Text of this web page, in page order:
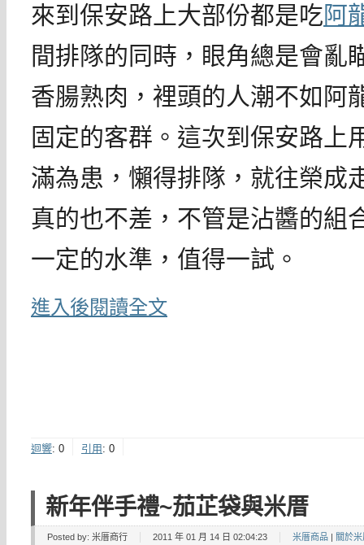
來到保安路上大部份都是吃阿
間排隊的同時，眼角總是會亂
香腸熟肉，裡頭的人潮不如阿
固定的客群。這次到保安路上
滿為患，懶得排隊，就往榮成
真的也不差，不管是沾醬的組
一定的水準，值得一試。
進入後閱讀全文
迴響: 0 引用 : 0
新年伴手禮~茄芷袋與米厝
Posted by: 米厝商行 2011 年 01 月 14 日 02:04:23 米厝商品 關於